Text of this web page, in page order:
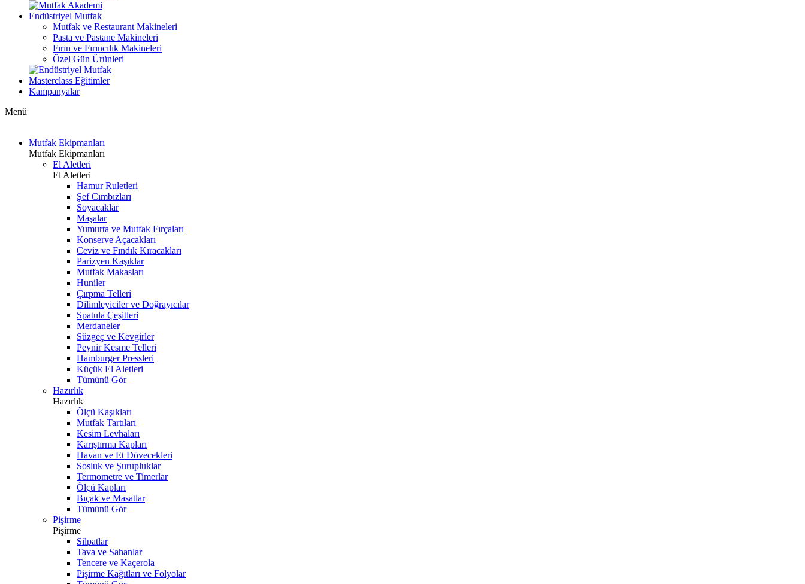
Endüstriyel Mutfak
Mutfak ve Restaurant Makineleri
Pasta ve Pastane Makineleri
Fırın ve Fırıncılık Makineleri
Özel Gün Ürünleri
Masterclass Eğitimler
Kampanyalar
Menü
Mutfak Ekipmanları
Mutfak Ekipmanları
El Aletleri
El Aletleri
Hamur Ruletleri
Şef Cımbızları
Soyacaklar
Maşalar
Yumurta ve Mutfak Fırçaları
Konserve Açacakları
Ceviz ve Fındık Kıracakları
Parizyen Kaşıklar
Mutfak Makasları
Huniler
Çırpma Telleri
Dilimleyiciler ve Doğrayıcılar
Spatula Çeşitleri
Merdaneler
Süzgeç ve Kevgirler
Peynir Kesme Telleri
Hamburger Pressleri
Küçük El Aletleri
Tümünü Gör
Hazırlık
Hazırlık
Ölçü Kaşıkları
Mutfak Tartıları
Kesim Levhaları
Karıştırma Kapları
Havan ve Et Dövecekleri
Sosluk ve Şurupluklar
Termometre ve Timerlar
Ölçü Kapları
Bıçak ve Masatlar
Tümünü Gör
Pişirme
Pişirme
Silpatlar
Tava ve Sahanlar
Tencere ve Kaçerola
Pişirme Kağıtları ve Folyolar